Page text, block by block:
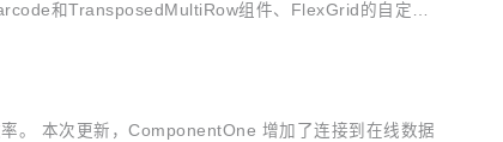
和TransposedMultiRow组件、FlexGrid的自定义编
。 本次更新，ComponentOne 增加了连接到在线数据